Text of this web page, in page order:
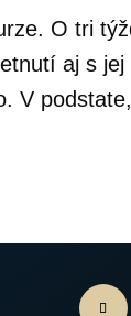
O tri
aj s
V